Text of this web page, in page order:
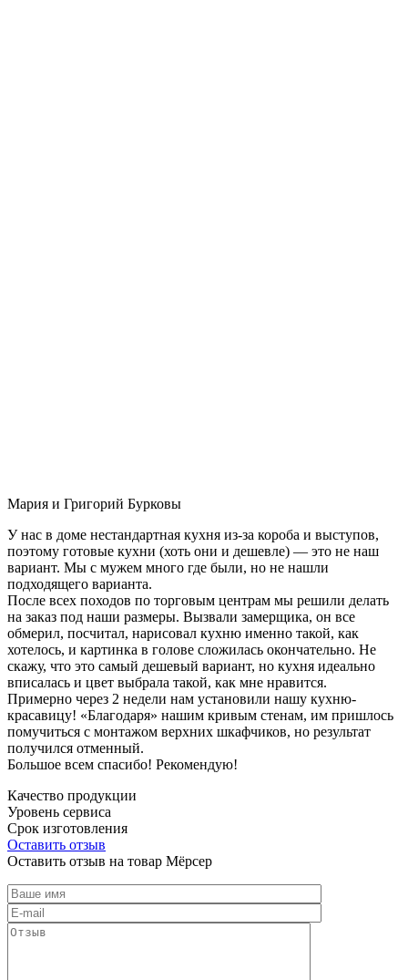
Мария и Григорий Бурковы
У нас в доме нестандартная кухня из-за короба и выступов,
поэтому готовые кухни (хоть они и дешевле) — это не наш
вариант. Мы с мужем много где были, но не нашли
подходящего варианта.
После всех походов по торговым центрам мы решили делать
на заказ под наши размеры. Вызвали замерщика, он все
обмерил, посчитал, нарисовал кухню именно такой, как
хотелось, и картинка в голове сложилась окончательно. Не
скажу, что это самый дешевый вариант, но кухня идеально
вписалась и цвет выбрала такой, как мне нравится.
Примерно через 2 недели нам установили нашу кухню-
красавицу! «Благодаря» нашим кривым стенам, им пришлось
помучиться с монтажом верхних шкафчиков, но результат
получился отменный.
Большое всем спасибо! Рекомендую!
Качество продукции
Уровень сервиса
Срок изготовления
Оставить отзыв
Оставить отзыв на товар Мёрсер